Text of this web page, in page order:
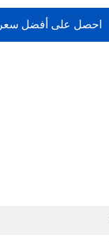
احصل على أفضل سعر